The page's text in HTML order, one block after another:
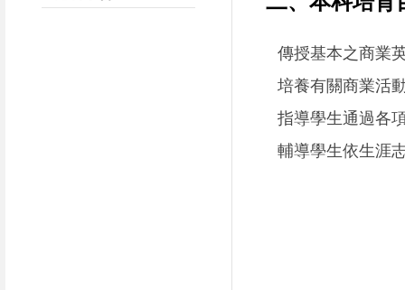
傳授基本之商業
培養有關商業活
指導學生通過各
輔導學生依生涯